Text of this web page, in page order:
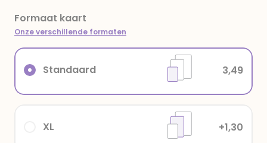
Formaat kaart
Onze verschillende formaten
XL +1,30
Standaard 3,49